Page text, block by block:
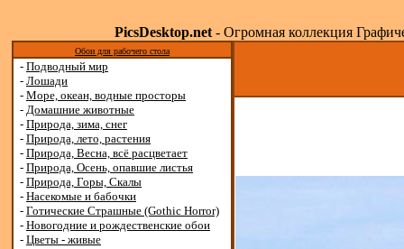
PicsDesktop.net- Огромная коллекция
Обои для рабочего стола
- Подводный мир
- Лошади
- Море, океан, водные просторы
- Домашние животные
- Природа, зима, снег
- Природа, лето, растения
- Природа, Весна, всё расцветает
- Природа, Осень, опавшие листья
- Природа, Горы, Скалы
- Насекомые и бабочки
- Готические Страшные (Gothic Horror)
- Новогодние и рождественские обои
- Цветы - живые